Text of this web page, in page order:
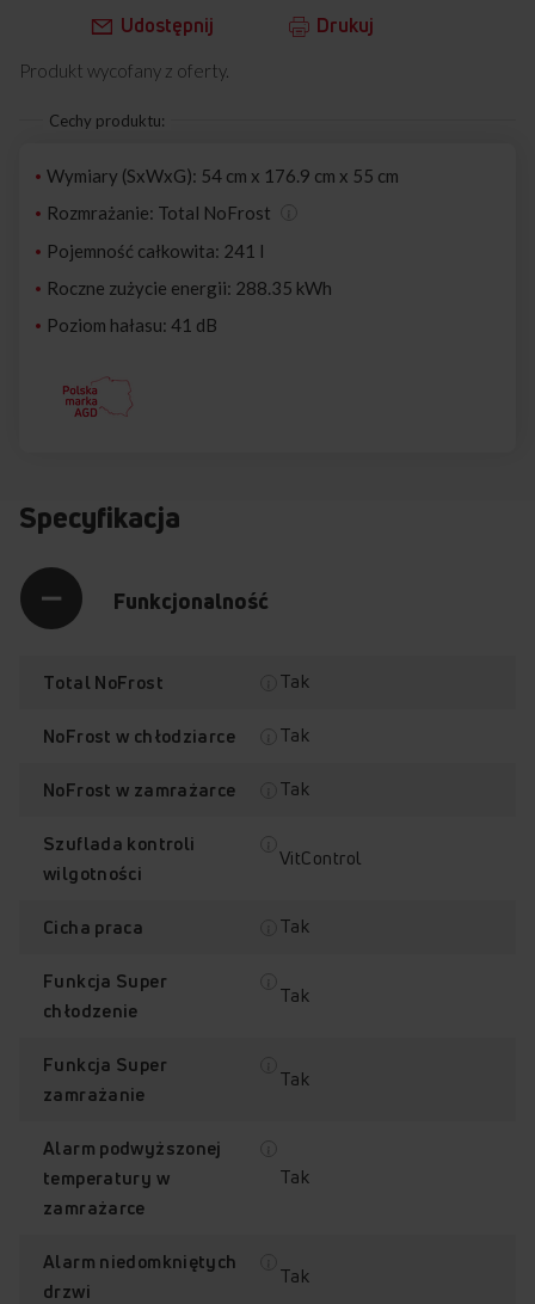
Udostępnij Drukuj
Produkt wycofany z oferty.
Cechy produktu:
Wymiary (SxWxG): 54 cm x 176.9 cm x 55 cm
Rozmrażanie: Total NoFrost
Pojemność całkowita: 241 l
Roczne zużycie energii: 288.35 kWh
Poziom hałasu: 41 dB
Specyfikacja
Funkcjonalność
Total NoFrost Tak
NoFrost w chłodziarce Tak
NoFrost w zamrażarce Tak
Szuflada kontroli
wilgotności
VitControl
Cicha praca Tak
Funkcja Super
chłodzenie
Tak
Funkcja Super
zamrażanie
Tak
Alarm podwyższonej
temperatury w
zamrażarce
Tak
Alarm niedomkniętych
drzwi
Tak